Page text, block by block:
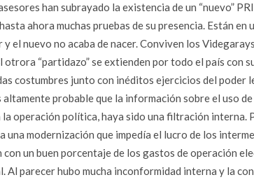
han subrayado la existencia de un “nuevo”
ahora muchas pruebas de su presencia. Están en
el nuevo no acaba de nacer. Conviven los
“partidazo” se extienden por todo el país con
costumbres junto con inéditos ejercicios del poder
probable que la información sobre el uso
operación política, haya sido una filtración interna.
una modernización que impedía el lucro de los
con un buen porcentaje de los gastos de operación
Al parecer hubo mucha inconformidad interna y la